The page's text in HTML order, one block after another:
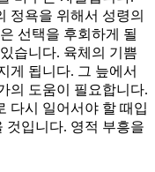
정욕을 위해서 성령의
선택을 후회하게 될
습니다. 육체의 기쁨
게 됩니다. 그 늪에서
의 도움이 필요합니다.
다시 일어서야 할 때입
것입니다. 영적 부흥을